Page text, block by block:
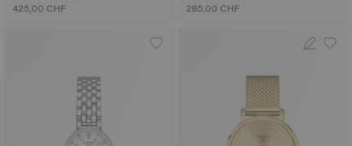
425,00 CHF
285,00 CHF